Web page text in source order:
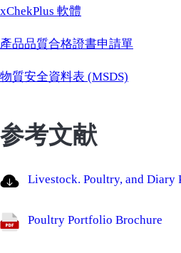
xChekPlus 軟體
產品品質合格證書申請單
物質安全資料表 (MSDS)
参考文献
Livestock. Poultry, and Diary
Poultry Portfolio Brochure